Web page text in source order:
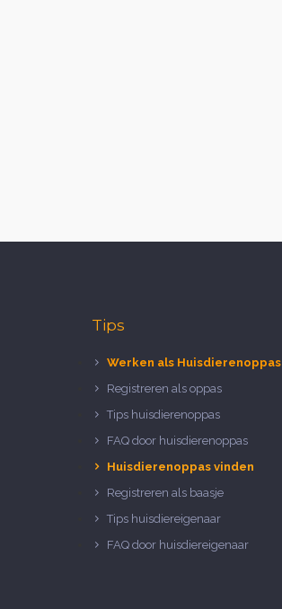
Tips
Werken als Huisdierenoppas
Registreren als oppas
Tips huisdierenoppas
FAQ door huisdierenoppas
Huisdierenoppas vinden
Registreren als baasje
Tips huisdiereigenaar
FAQ door huisdiereigenaar